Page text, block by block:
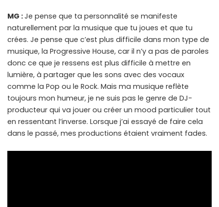
MG :Je pense que ta personnalité se manifeste
naturellement par la musique que tu joues et que tu
crées. Je pense que c’est plus difficile dans mon type de
musique, la Progressive House, car il n’y a pas de paroles
donc ce que je ressens est plus difficile à mettre en
lumière, à partager que les sons avec des vocaux
comme la Pop ou le Rock. Mais ma musique reflète
toujours mon humeur, je ne suis pas le genre de DJ-
producteur qui va jouer ou créer un mood particulier tout
en ressentant l’inverse. Lorsque j’ai essayé de faire cela
dans le passé, mes productions étaient vraiment fades.